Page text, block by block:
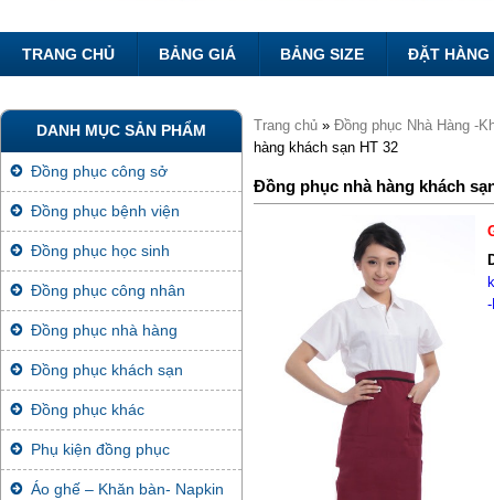
TRANG CHỦ BẢNG GIÁ BẢNG SIZE ĐẶT HÀNG
Trang chủ » Đồng phục Nhà Hàng -
hàng khách sạn HT 32
Đồng phục nhà hàng khách
DANH MỤC SẢN PHẨM
Đồng phục công sở
Đồng phục bệnh viện
Đồng phục học sinh
Đồng phục công nhân
Đồng phục nhà hàng
Đồng phục khách sạn
Đồng phục khác
Phụ kiện đồng phục
Áo ghế – Khăn bàn- Napkin